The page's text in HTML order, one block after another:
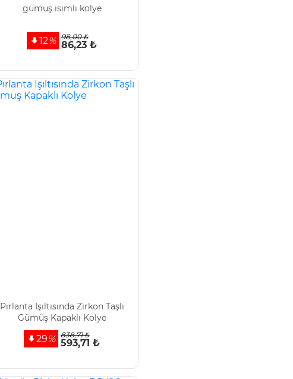
gümüş isimli kolye
12% 98,00 ₺
86,23 ₺
Pırlanta Işıltısında Zirkon Taşlı
Gümüş Kapaklı Kolye
29% 838,71 ₺
593,71 ₺